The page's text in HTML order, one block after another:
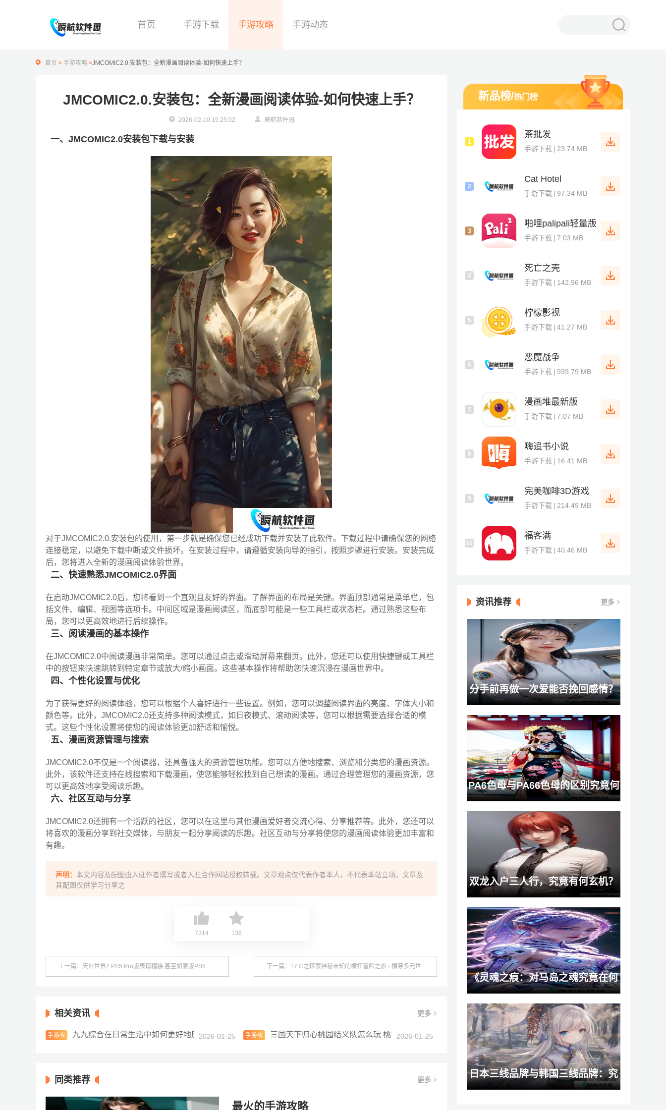
首页 手游下载 手游攻略 手游动态
首页 > 手游攻略 >JMCOMIC2.0.安装包：全新漫画阅读体验-如何快速上手？
JMCOMIC2.0.安装包：全新漫画阅读体验-如何快速上手？
2026-02-10 15:25:02 瞬航软件园
一、JMCOMIC2.0安装包下载与安装
对于JMCOMIC2.0.安装包的使用，第一步就是确保您已经成功下载并安装了此软件。下载过程中请确保您的网络
连接稳定，以避免下载中断或文件损坏。在安装过程中，请遵循安装向导的指引，按照步骤进行安装。安装完成
后，您将进入全新的漫画阅读体验世界。
二、快速熟悉JMCOMIC2.0界面
在启动JMCOMIC2.0后，您将看到一个直观且友好的界面。了解界面的布局是关键。界面顶部通常是菜单栏，包
括文件、编辑、视图等选项卡。中间区域是漫画阅读区，而底部可能是一些工具栏或状态栏。通过熟悉这些布
局，您可以更高效地进行后续操作。
三、阅读漫画的基本操作
在JMCOMIC2.0中阅读漫画非常简单。您可以通过点击或滑动屏幕来翻页。此外，您还可以使用快捷键或工具栏
中的按钮来快速跳转到特定章节或放大/缩小画面。这些基本操作将帮助您快速沉浸在漫画世界中。
四、个性化设置与优化
为了获得更好的阅读体验，您可以根据个人喜好进行一些设置。例如，您可以调整阅读界面的亮度、字体大小和
颜色等。此外，JMCOMIC2.0还支持多种阅读模式，如日夜模式、滚动阅读等，您可以根据需要选择合适的模
式。这些个性化设置将使您的阅读体验更加舒适和愉悦。
五、漫画资源管理与搜索
JMCOMIC2.0不仅是一个阅读器，还具备强大的资源管理功能。您可以方便地搜索、浏览和分类您的漫画资源。
此外，该软件还支持在线搜索和下载漫画，使您能够轻松找到自己想读的漫画。通过合理管理您的漫画资源，您
可以更高效地享受阅读乐趣。
六、社区互动与分享
JMCOMIC2.0还拥有一个活跃的社区，您可以在这里与其他漫画爱好者交流心得、分享推荐等。此外，您还可以
将喜欢的漫画分享到社交媒体，与朋友一起分享阅读的乐趣。社区互动与分享将使您的漫画阅读体验更加丰富和
有趣。
声明： 本文内容及配图由入驻作者撰写或者入驻合作网站授权转载。文章观点仅代表作者本人，不代表本站立场。文章及
其配图仅供学习分享之
7314 136
上一篇：天外世界2 PS5 Pro版表现糟糕 甚至如原版PS5 下一篇：17.C之探索神秘未知的横杠冒险之旅 - 横穿多元世
相关资讯 更多
手游攻
九九综合在日常生活中如何更好地应用和理解？
2026-01-25
手游攻
三国天下归心桃园结义队怎么玩 桃园结义队阵容搭配攻略
2026-01-25
同类推荐 更多
最火的手游攻略
新品榜/热门榜
1
茶批发
手游下载 | 23.74 MB
2
Cat Hotel
手游下载 | 97.34 MB
3
啪哩palipali轻量版
手游下载 | 7.03 MB
4
死亡之壳
手游下载 | 142.96 MB
5
柠檬影视
手游下载 | 41.27 MB
6
恶魔战争
手游下载 | 939.79 MB
7
漫画堆最新版
手游下载 | 7.07 MB
8
嗨追书小说
手游下载 | 16.41 MB
9
完美咖啡3D游戏
手游下载 | 214.49 MB
10
福客满
手游下载 | 40.46 MB
资讯推荐 更多
分手前再做一次爱能否挽回感情？
PA6色母与PA66色母的区别究竟何
在？
双龙入户三人行，究竟有何玄机？
《灵魂之痕：对马岛之魂究竟在何
处？》
日本三线品牌与韩国三线品牌：究